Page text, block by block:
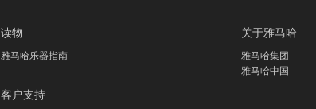
读物
雅马哈乐器指南
客户支持
关于雅马哈
雅马哈集团
雅马哈中国